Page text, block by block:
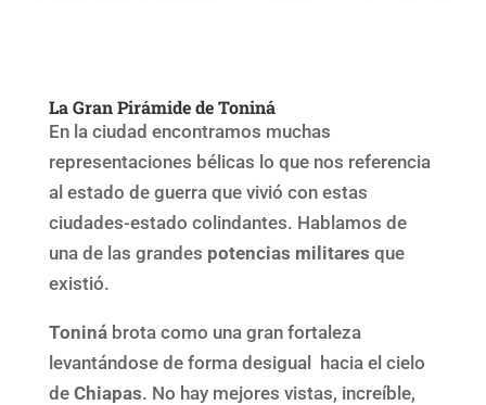
La Gran Pirámide de Toniná
En la ciudad encontramos muchas
representaciones bélicas lo que nos referencia
al estado de guerra que vivió con estas
ciudades-estado colindantes. Hablamos de
una de las grandes potencias militares que
existió.
Toninábrota como una gran fortaleza
levantándose de forma desigual hacia el cielo
de Chiapas. No hay mejores vistas, increíble,